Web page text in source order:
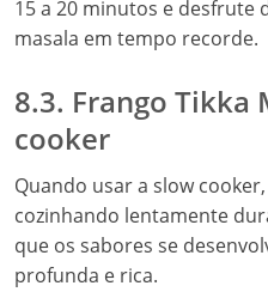
15 a 20 minutos e desfrute
masala em tempo recorde.
8.3. Frango Tikka
cooker
Quando usar a slow
cozinhando lentamente
que os sabores se
profunda e rica.